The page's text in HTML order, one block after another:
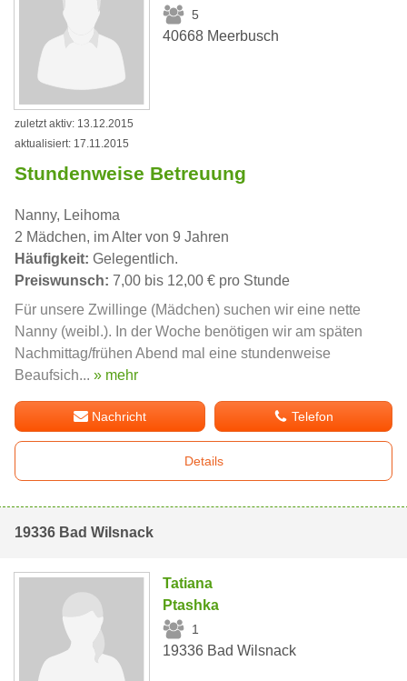
5
40668 Meerbusch
zuletzt aktiv: 13.12.2015
aktualisiert: 17.11.2015
Stundenweise Betreuung
Nanny, Leihoma
2 Mädchen, im Alter von 9 Jahren
Häufigkeit: Gelegentlich.
Preiswunsch: 7,00 bis 12,00 € pro Stunde
Für unsere Zwillinge (Mädchen) suchen wir eine nette
Nanny (weibl.). In der Woche benötigen wir am späten
Nachmittag/frühen Abend mal eine stundenweise
Beaufsich... » mehr
Nachricht Telefon
Details
19336 Bad Wilsnack
Tatiana
Ptashka
1
19336 Bad Wilsnack